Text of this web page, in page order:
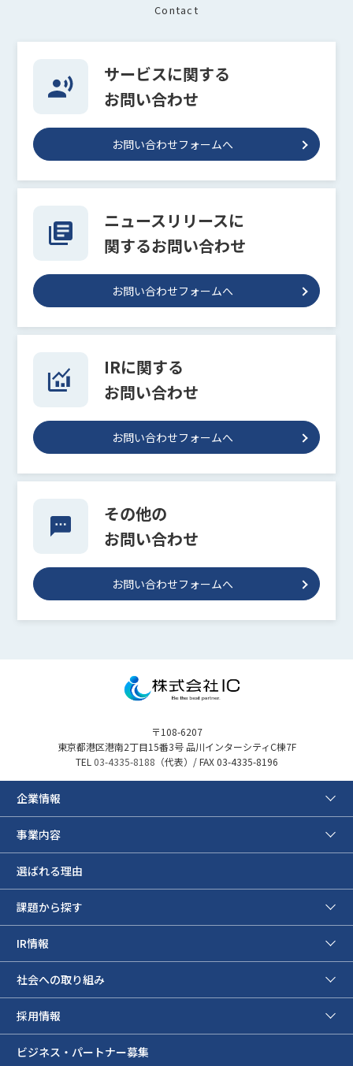
Contact
サービスに関する
お問い合わせ
お問い合わせフォームへ
ニュースリリースに
関するお問い合わせ
お問い合わせフォームへ
IRに関する
お問い合わせ
お問い合わせフォームへ
その他の
お問い合わせ
お問い合わせフォームへ
〒108-6207
東京都港区港南2丁目15番3号 品川インターシティC棟7F
TEL 03-4335-8188 （代表）/ FAX 03-4335-8196
企業情報
事業内容
選ばれる理由
課題から探す
IR情報
社会への取り組み
採用情報
ビジネス・パートナー募集